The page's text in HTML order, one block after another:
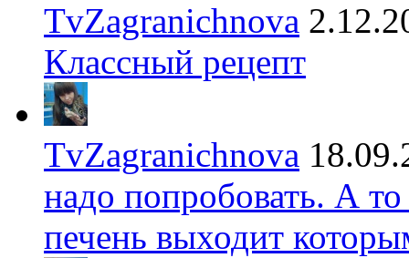
TvZagranichnova
Классный рецепт
TvZagranichnova
надо попробовать. А
печень выходит